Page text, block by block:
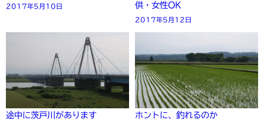
2017年5月10日
供・女性OK
2017年5月12日
途中に茨戸川があります ホントに、釣れるのか